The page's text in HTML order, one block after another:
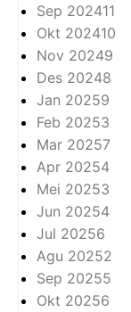
Sep 202411
Okt 202410
Nov 20249
Des 20248
Jan 20259
Feb 20253
Mar 20257
Apr 20254
Mei 20253
Jun 20254
Jul 20256
Agu 20252
Sep 20255
Okt 20256